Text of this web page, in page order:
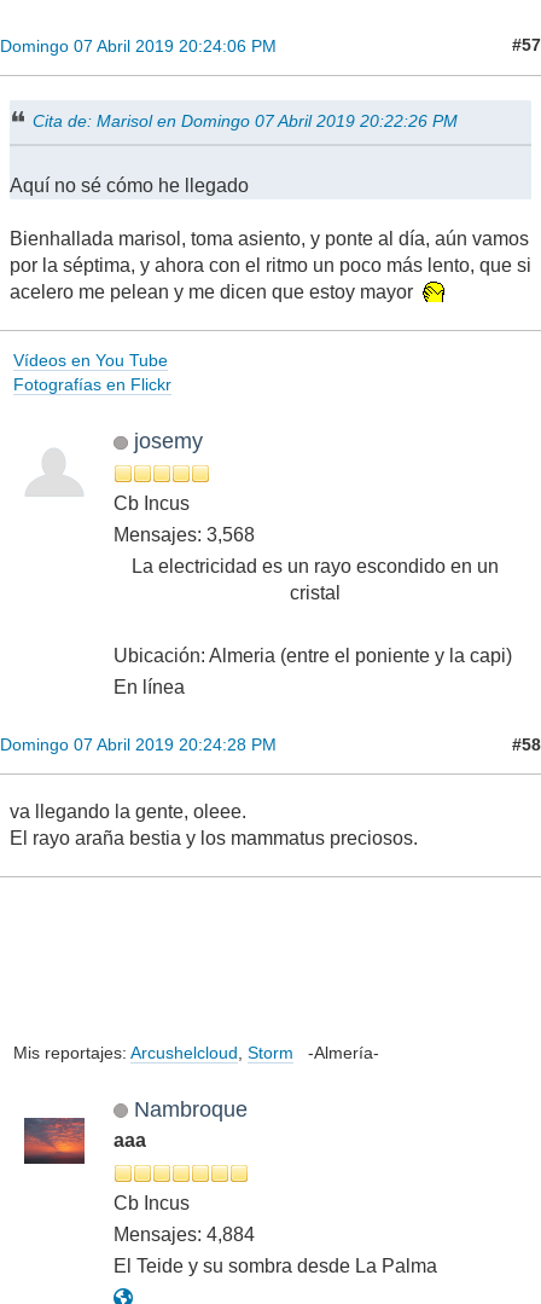
Domingo 07 Abril 2019 20:24:06 PM #57
Cita de: Marisol en Domingo 07 Abril 2019 20:22:26 PM
Aquí no sé cómo he llegado
Bienhallada marisol, toma asiento, y ponte al día, aún vamos
por la séptima, y ahora con el ritmo un poco más lento, que si
acelero me pelean y me dicen que estoy mayor
Vídeos en You Tube
Fotografías en Flickr
josemy
Cb Incus
Mensajes: 3,568
La electricidad es un rayo escondido en un
cristal
Ubicación: Almeria (entre el poniente y la capi)
En línea
Domingo 07 Abril 2019 20:24:28 PM #58
va llegando la gente, oleee.
El rayo araña bestia y los mammatus preciosos.
Mis reportajes: Arcushelcloud Storm -Almería-
Nambroque
aaa
Cb Incus
Mensajes: 4,884
El Teide y su sombra desde La Palma